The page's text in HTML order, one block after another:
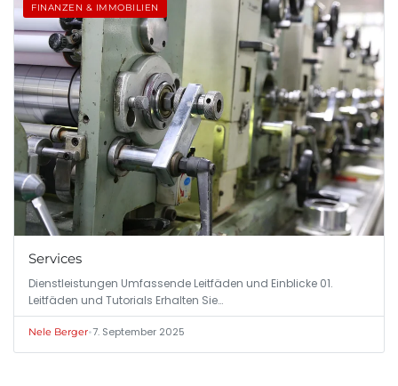
FINANZEN & IMMOBILIEN
Services
Dienstleistungen Umfassende Leitfäden und Einblicke 01.
Leitfäden und Tutorials Erhalten Sie…
Nele Berger•7. September 2025